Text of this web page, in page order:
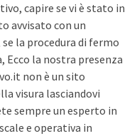
capire se vi è stato in
avvisato con un
la procedura di fermo
la nostra presenza
non è un sito
visura lasciandovi
sempre un esperto in
e operativa in